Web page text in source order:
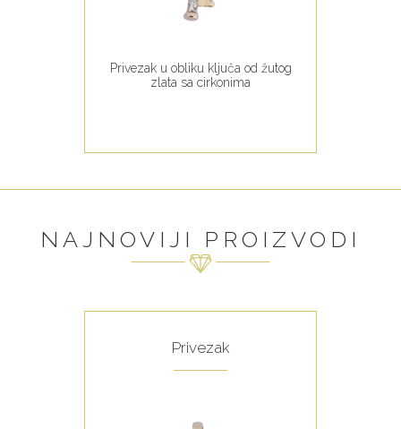
Privezak u obliku ključa od žutog
zlata sa cirkonima
NAJNOVIJI PROIZVODI
Privezak